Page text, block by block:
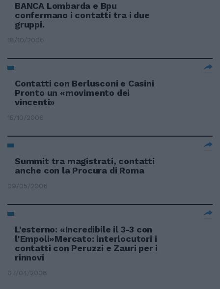
BANCA Lombarda e Bpu
confermano i contatti tra i due
gruppi.
18/10/2006
Contatti con Berlusconi e Casini
Pronto un «movimento dei
vincenti»
15/10/2006
Summit tra magistrati, contatti
anche con la Procura di Roma
09/05/2006
L'esterno: «Incredibile il 3-3 con
l'Empoli»Mercato: interlocutori i
contatti con Peruzzi e Zauri per i
rinnovi
07/04/2006